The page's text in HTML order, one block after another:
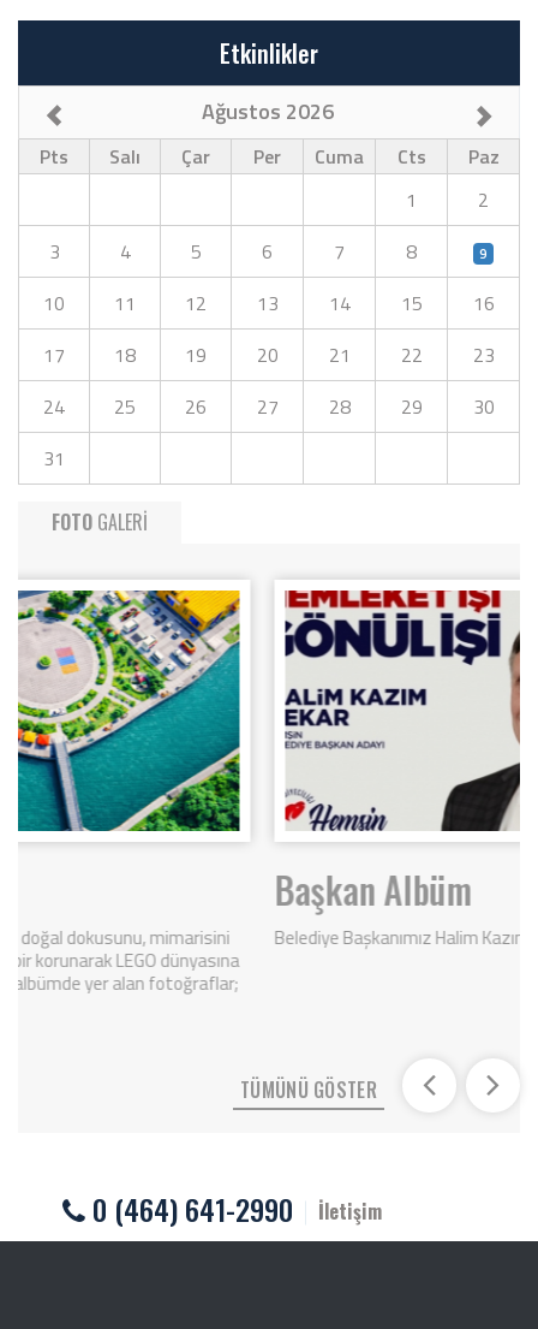
Etkinlikler
Ağustos 2026
Pts Salı Çar Per Cuma Cts
Paz
1
2
3
4 5 6 7 8 9
10 11 12 13 14 15
16
17
18 19 20 21 22
23
24
25 26 27 28 29
30
31
FOTO GALERİ
Belediye Başkanımız Halim Kazım Bekar'ın Fotoğraf Galerisi...
TÜMÜNÜ GÖSTER
0 (464) 641-2990 İletişim